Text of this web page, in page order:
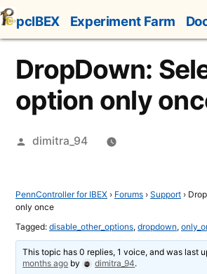
Skip
to
content
pcIBEX Experiment Farm
DropDown:
option only
Posted
dimitra_94
PennController for IBEX › Forums › Support ›
only once
Tagged: disable_other_options, dropdown,
This topic has 0 replies, 1 voice, and was last
months ago by dimitra_94.